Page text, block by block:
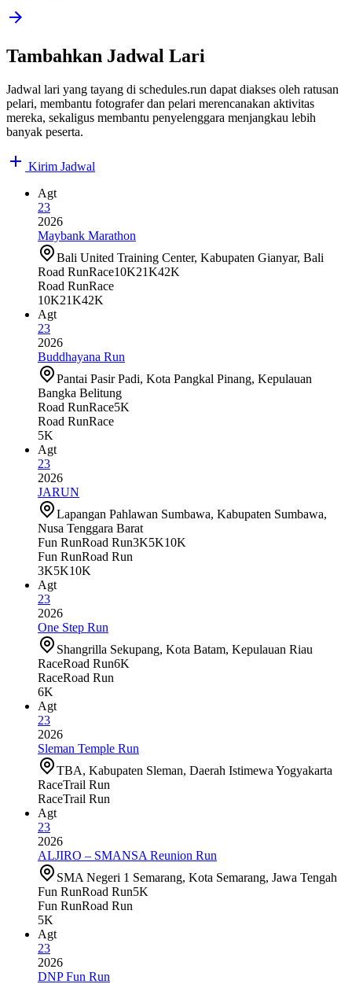
Tambahkan Jadwal Lari
Jadwal lari yang tayang di schedules.run dapat diakses oleh ratusan
pelari, membantu fotografer dan pelari merencanakan aktivitas
mereka, sekaligus membantu penyelenggara menjangkau lebih
banyak peserta.
Kirim Jadwal
Agt
23
2026
Maybank Marathon
Bali United Training Center, Kabupaten Gianyar, Bali
Road RunRace10K21K42K
Road RunRace
10K21K42K
Agt
23
2026
Buddhayana Run
Pantai Pasir Padi, Kota Pangkal Pinang, Kepulauan
Bangka Belitung
Road RunRace5K
Road RunRace
5K
Agt
23
2026
JARUN
Lapangan Pahlawan Sumbawa, Kabupaten Sumbawa,
Nusa Tenggara Barat
Fun RunRoad Run3K5K10K
Fun RunRoad Run
3K5K10K
Agt
23
2026
One Step Run
Shangrilla Sekupang, Kota Batam, Kepulauan Riau
RaceRoad Run6K
RaceRoad Run
6K
Agt
23
2026
Sleman Temple Run
TBA, Kabupaten Sleman, Daerah Istimewa Yogyakarta
RaceTrail Run
RaceTrail Run
Agt
23
2026
ALJIRO – SMANSA Reunion Run
SMA Negeri 1 Semarang, Kota Semarang, Jawa Tengah
Fun RunRoad Run5K
Fun RunRoad Run
5K
Agt
23
2026
DNP Fun Run